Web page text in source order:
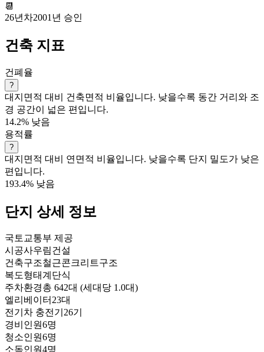
📆
26년차2001년 승인
건축 지표
건폐율
?
대지면적 대비 건축면적 비율입니다. 낮을수록 동간 거리와 조
경 공간이 넓은 편입니다.
14.2% 낮음
용적률
?
대지면적 대비 연면적 비율입니다. 낮을수록 단지 밀도가 낮은
편입니다.
193.4% 낮음
단지 상세 정보
국토교통부 제공
시공사우림건설
건축구조철근콘크리트구조
복도형태계단식
주차환경총 642대 (세대당 1.0대)
엘리베이터23대
전기차 충전기 26기
경비인원6명
청소인원6명
소독인원4명